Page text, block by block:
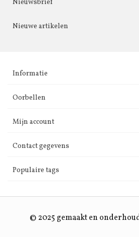
Nieuwsbrief
Nieuwe artikelen
Informatie
Oorbellen
Mijn account
Contact gegevens
Populaire tags
© 2025 gemaakt en